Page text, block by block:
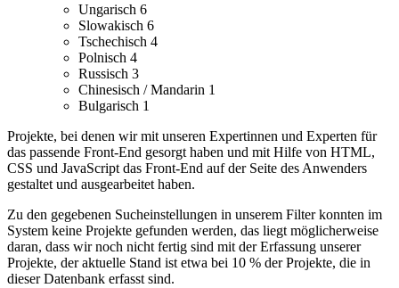
Ungarisch 6
Slowakisch 6
Tschechisch 4
Polnisch 4
Russisch 3
Chinesisch / Mandarin 1
Bulgarisch 1
Projekte, bei denen wir mit unseren Expertinnen und Experten für
das passende Front-End gesorgt haben und mit Hilfe von HTML,
CSS und JavaScript das Front-End auf der Seite des Anwenders
gestaltet und ausgearbeitet haben.
Zu den gegebenen Sucheinstellungen in unserem Filter konnten im
System keine Projekte gefunden werden, das liegt möglicherweise
daran, dass wir noch nicht fertig sind mit der Erfassung unserer
Projekte, der aktuelle Stand ist etwa bei 10 % der Projekte, die in
dieser Datenbank erfasst sind.